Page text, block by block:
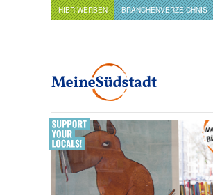
HIER WERBEN BRANCHENVERZEICHNIS